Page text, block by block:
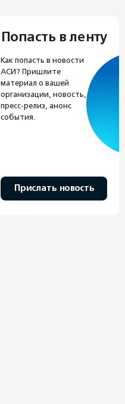
Попасть в ленту
Как попасть в новости
АСИ? Пришлите
материал о вашей
организации, новость,
пресс-релиз, анонс
события.
Прислать новость